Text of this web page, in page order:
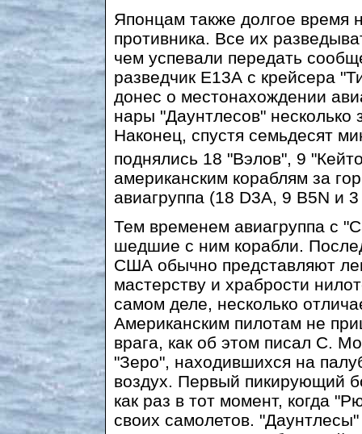
Японцам также долгое время
противника. Все их
чем успевали передать
разведчик Е13А с крейсера
донес о местонахождении
нары "Даунтлесов"
Наконец, спустя семьдесят
поднялись 18 "Вэлов", 9
американским кораблям за
авиагруппа (18 D3A, 9 B5N и
Тем временем авиагруппа с
шедшие с ним корабли.
США обычно представляют
мастерству и храбрости
самом деле, несколько
Американским пилотам не
врага, как об этом писал С.
"Зеро", находившихся на
воздух. Первый пикирующий
как раз в тот момент, когда
своих самолетов.